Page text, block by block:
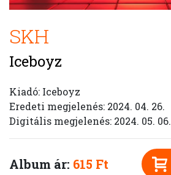
SKH
Iceboyz
Kiadó: Iceboyz
Eredeti megjelenés: 2024. 04. 26.
Digitális megjelenés: 2024. 05. 06.
Album ár: 615 Ft